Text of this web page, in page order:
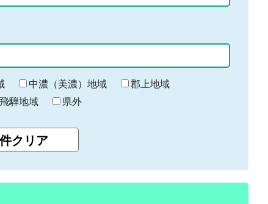
中濃（美濃）地域
郡上地域
飛騨地域 県外